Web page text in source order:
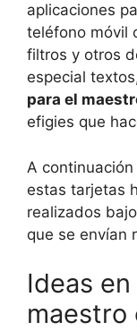
aplicaciones
teléfono móvil
filtros y otros
especial
para el
efigies que
A
estas tarjetas
realizados
que se envían
Ideas
maestro